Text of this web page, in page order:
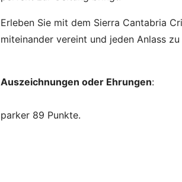
Erleben Sie mit dem Sierra Cantabria
miteinander vereint und jeden Anlass
Auszeichnungen oder Ehrungen:
parker 89 Punkte.